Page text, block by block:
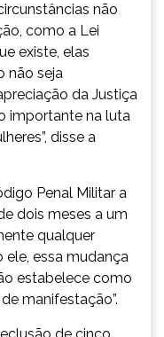
não
como a Lei
existe, elas
não seja
da Justiça
importante na luta
disse a
Penal Militar a
dois meses a um
qualquer
essa mudança
estabelece como
manifestação”.